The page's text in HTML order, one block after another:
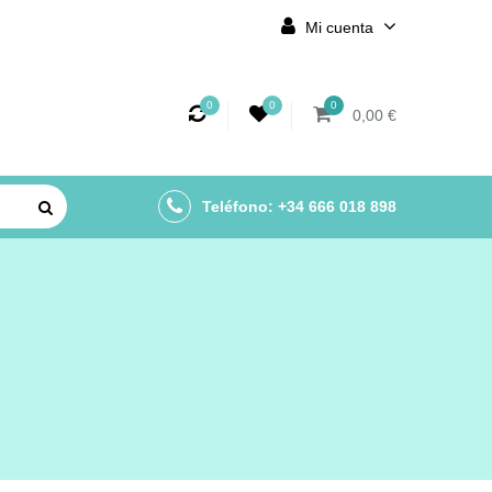
Mi cuenta
0 0 0
0,00 €
Teléfono: +34 666 018 898